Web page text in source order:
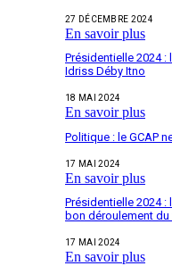
27 DÉCEMBRE 2024
En savoir plus
Présidentielle 2024 :
Idriss Déby Itno
18 MAI 2024
En savoir plus
Politique : le GCAP
17 MAI 2024
En savoir plus
Présidentielle 2024 :
bon déroulement du
17 MAI 2024
En savoir plus